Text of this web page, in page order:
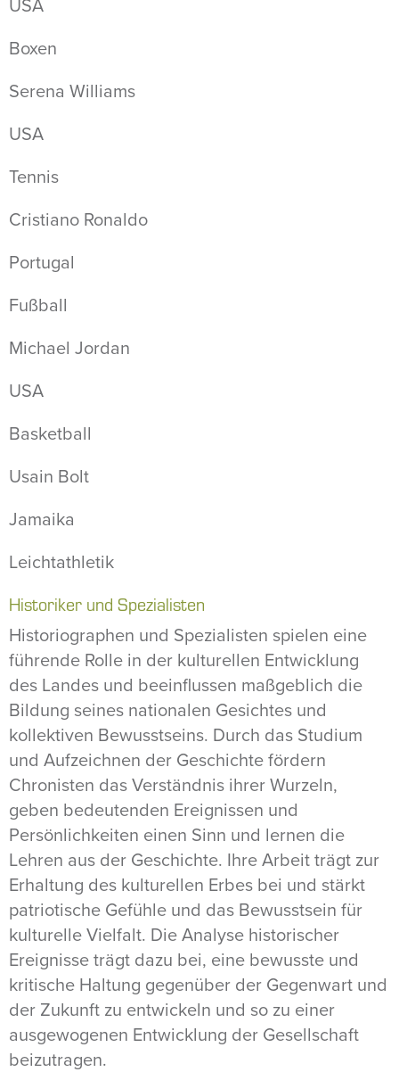
USA
Boxen
Serena Williams
USA
Tennis
Cristiano Ronaldo
Portugal
Fußball
Michael Jordan
USA
Basketball
Usain Bolt
Jamaika
Leichtathletik
Historiker und Spezialisten
Historiographen und Spezialisten spielen eine
führende Rolle in der kulturellen Entwicklung
des Landes und beeinflussen maßgeblich die
Bildung seines nationalen Gesichtes und
kollektiven Bewusstseins. Durch das Studium
und Aufzeichnen der Geschichte fördern
Chronisten das Verständnis ihrer Wurzeln,
geben bedeutenden Ereignissen und
Persönlichkeiten einen Sinn und lernen die
Lehren aus der Geschichte. Ihre Arbeit trägt zur
Erhaltung des kulturellen Erbes bei und stärkt
patriotische Gefühle und das Bewusstsein für
kulturelle Vielfalt. Die Analyse historischer
Ereignisse trägt dazu bei, eine bewusste und
kritische Haltung gegenüber der Gegenwart und
der Zukunft zu entwickeln und so zu einer
ausgewogenen Entwicklung der Gesellschaft
beizutragen.